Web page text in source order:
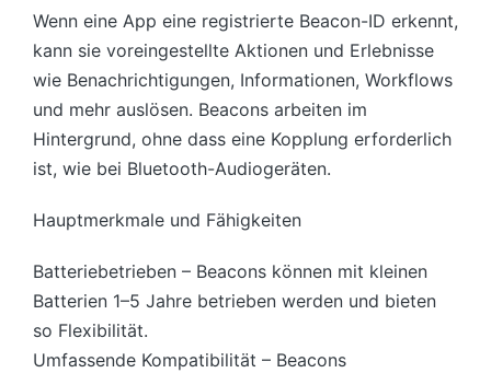
Wenn eine App eine registrierte Beacon-ID erkennt,
kann sie voreingestellte Aktionen und Erlebnisse
wie Benachrichtigungen, Informationen, Workflows
und mehr auslösen. Beacons arbeiten im
Hintergrund, ohne dass eine Kopplung erforderlich
ist, wie bei Bluetooth-Audiogeräten.
Hauptmerkmale und Fähigkeiten
Batteriebetrieben – Beacons können mit kleinen
Batterien 1–5 Jahre betrieben werden und bieten
so Flexibilität.
Umfassende Kompatibilität – Beacons